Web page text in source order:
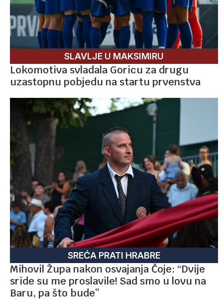
SLAVLJE U MAKSIMIRU
Lokomotiva svladala Goricu za drugu
uzastopnu pobjedu na startu prvenstva
SREĆA PRATI HRABRE
Mihovil Župa nakon osvajanja Čoje: “Dvije
sride su me proslavile! Sad smo u lovu na
Baru, pa što bude”